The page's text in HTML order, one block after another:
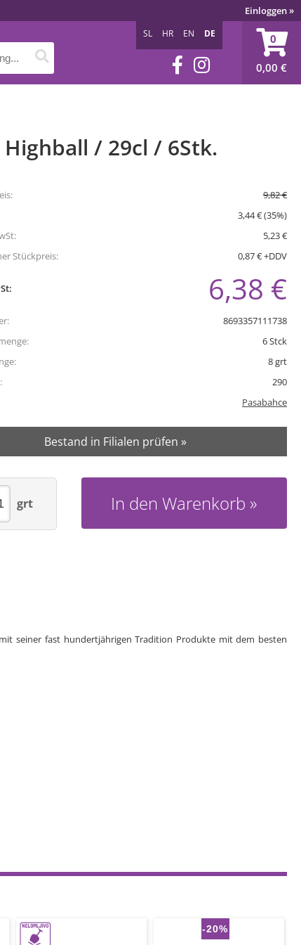
Einloggen»
0
0,00 €
SL HR EN DE
Highball / 29cl / 6Stk.
9,82 €
3,44 € (35%)
5,23 €
Stückpreis:
0,87 € +DDV
6,38 €
8693357111738
6Stck
8grt
290
Pasabahce
Bestand in Filialen prüfen »
In den Warenkorb
grt
seiner fast hundertjährigen Tradition Produkte mit dem besten
-20%